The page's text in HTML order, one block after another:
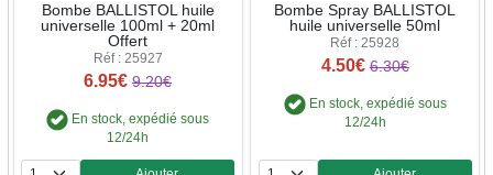
Bombe BALLISTOL huile
universelle 100ml + 20ml
Offert
Réf : 25927
6.95€ 9.20€
En stock, expédié sous
12/24h
Bombe Spray BALLISTOL
huile universelle 50ml
Réf : 25928
4.50€ 6.30€
En stock, expédié sous
12/24h